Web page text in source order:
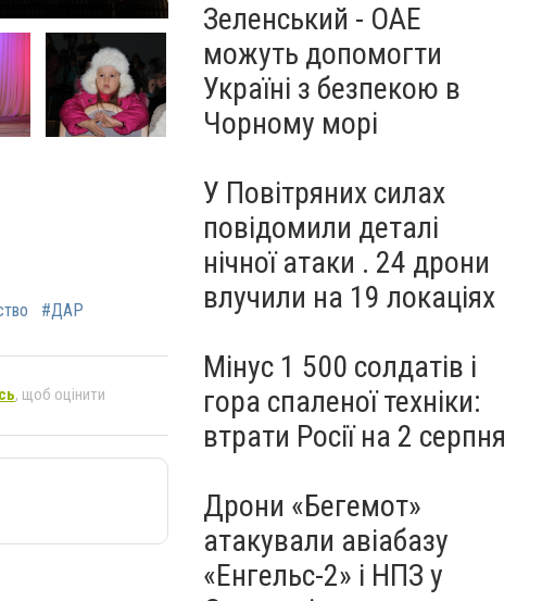
#ДАР
, щоб оцінити
Зеленський - ОАЕ
можуть допомогти
Україні з безпекою в
Чорному морі
У Повітряних силах
повідомили деталі
нічної атаки . 24 дрони
влучили на 19 локаціях
Мінус 1 500 солдатів і
гора спаленої техніки:
втрати Росії на 2 серпня
Дрони «Бегемот»
атакували авіабазу
«Енгельс-2» і НПЗ у